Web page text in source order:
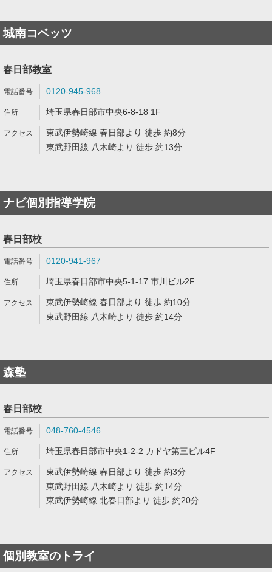
城南コベッツ
春日部教室
0120-945-968
埼玉県春日部市中央6-8-18 1F
東武伊勢崎線 春日部より 徒歩 約8分
東武野田線 八木崎より 徒歩 約13分
ナビ個別指導学院
春日部校
0120-941-967
埼玉県春日部市中央5-1-17 市川ビル2F
東武伊勢崎線 春日部より 徒歩 約10分
東武野田線 八木崎より 徒歩 約14分
森塾
春日部校
048-760-4546
埼玉県春日部市中央1-2-2 カドヤ第三ビル4F
東武伊勢崎線 春日部より 徒歩 約3分
東武野田線 八木崎より 徒歩 約14分
東武伊勢崎線 北春日部より 徒歩 約20分
個別教室のトライ